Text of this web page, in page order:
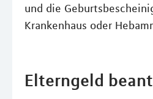
und die
Krankenhaus oder
Elterngeld